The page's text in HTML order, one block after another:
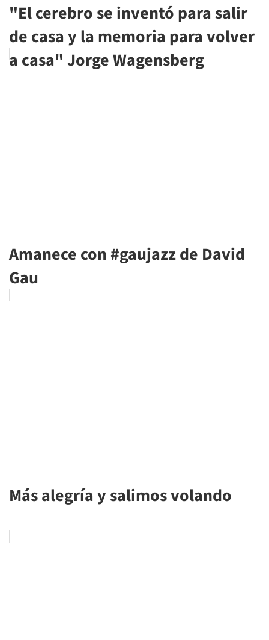
"El cerebro se inventó para salir
de casa y la memoria para volver
a casa" Jorge Wagensberg
Amanece con #gaujazz de David
Gau
Más alegría y salimos volando